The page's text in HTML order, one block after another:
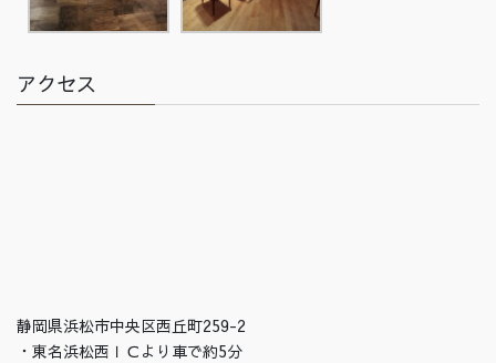
アクセス
静岡県浜松市中央区西丘町259-2
・東名浜松西ＩＣより車で約5分